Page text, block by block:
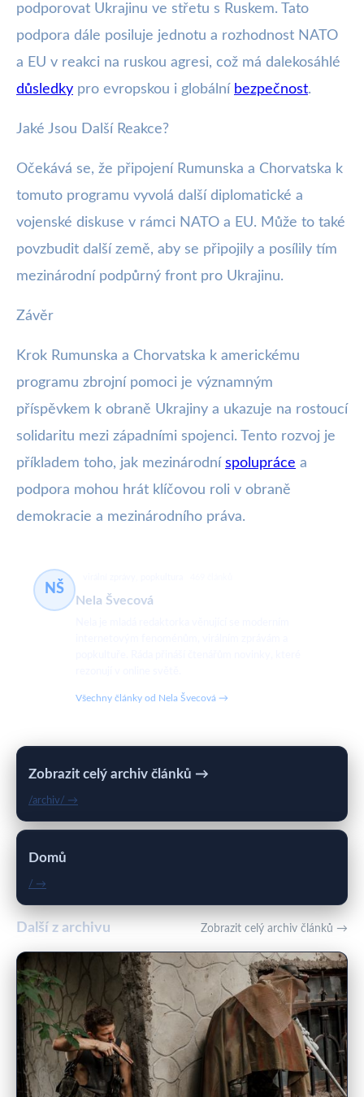
podporovat Ukrajinu ve střetu s Ruskem. Tato
podpora dále posiluje jednotu a rozhodnost NATO
a EU v reakci na ruskou agresi, což má dalekosáhlé
důsledky pro evropskou i globální bezpečnost.
Jaké Jsou Další Reakce?
Očekává se, že připojení Rumunska a Chorvatska k
tomuto programu vyvolá další diplomatické a
vojenské diskuse v rámci NATO a EU. Může to také
povzbudit další země, aby se připojily a posílily tím
mezinárodní podpůrný front pro Ukrajinu.
Závěr
Krok Rumunska a Chorvatska k americkému
programu zbrojní pomoci je významným
příspěvkem k obraně Ukrajiny a ukazuje na rostoucí
solidaritu mezi západními spojenci. Tento rozvoj je
příkladem toho, jak mezinárodní spolupráce a
podpora mohou hrát klíčovou roli v obraně
demokracie a mezinárodního práva.
NŠ
Nela Švecová
Všechny články od Nela Švecová →
Zobrazit celý archiv článků →
/archiv/ →
Domů
/ →
Další z archivu Zobrazit celý archiv článků →